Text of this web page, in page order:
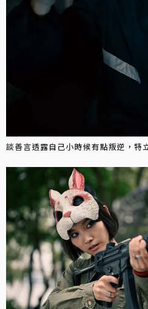
談善言透露自己小時候有點叛逆，特